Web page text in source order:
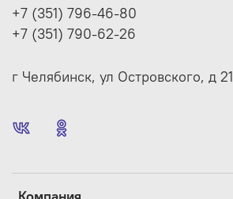
+7 (351) 796-46-80
+7 (351) 790-62-26
г Челябинск, ул Островского, д 21